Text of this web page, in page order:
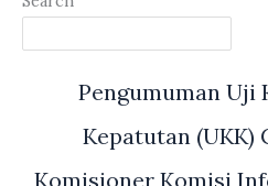
Pengumuman Uji
Kepatutan (UKK)
Komisioner Komisi